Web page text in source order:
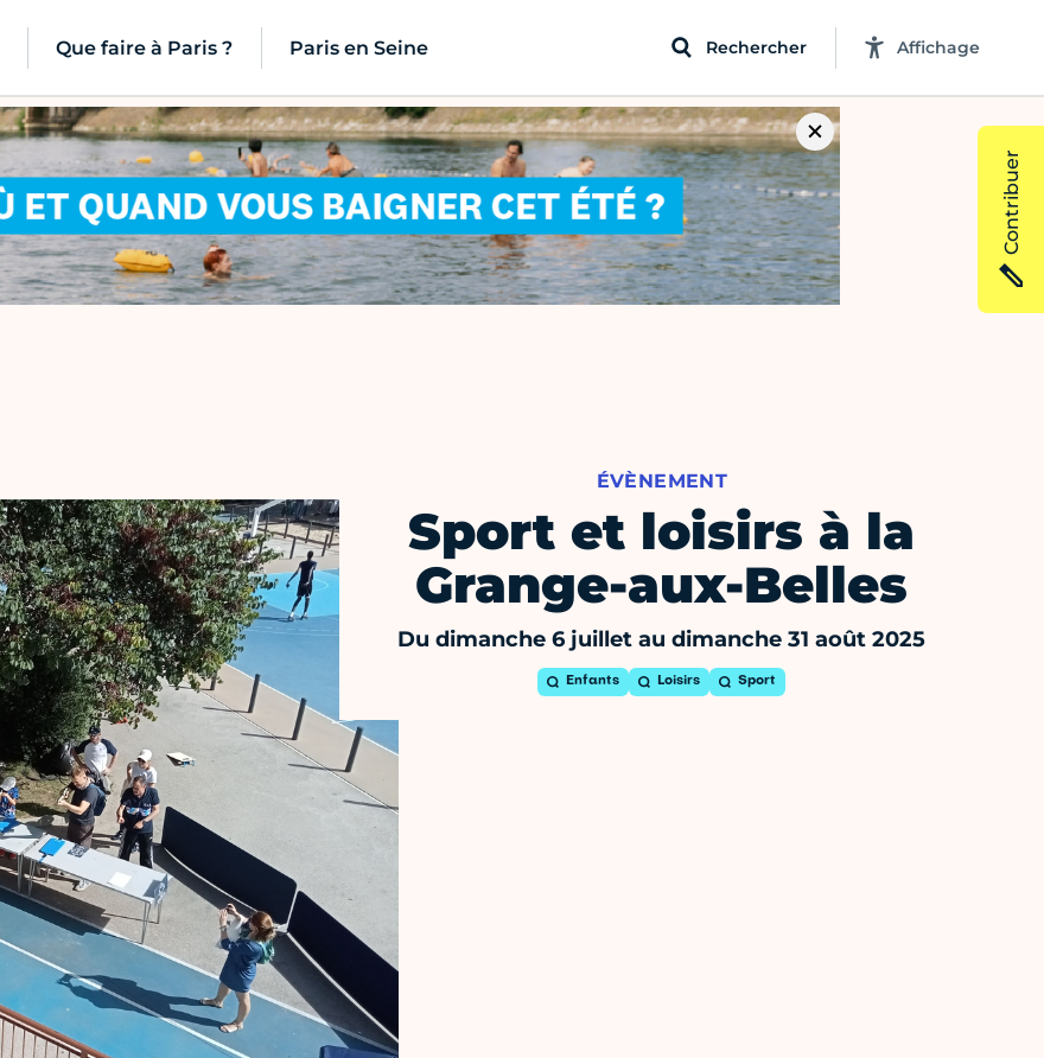
Que faire à Paris ? Paris en Seine Rechercher Affichage
ÉVÈNEMENT
Sport et loisirs à la
Grange-aux-Belles
Du dimanche 6 juillet au dimanche 31 août 2025
Enfants Loisirs Sport
Contribuer